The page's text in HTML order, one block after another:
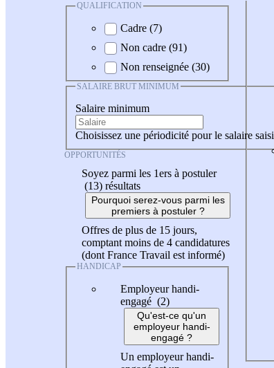
QUALIFICATION
Cadre (7)
Non cadre (91)
Non renseignée (30)
SALAIRE BRUT MINIMUM
Salaire minimum
Choisissez une périodicité pour le salaire saisi
OPPORTUNITÉS
Soyez parmi les 1ers à postuler
(13) résultats
Pourquoi serez-vous parmi les
premiers à postuler ?
Offres de plus de 15 jours,
comptant moins de 4 candidatures
(dont France Travail est informé)
HANDICAP
Employeur handi-
engagé (2)
Qu'est-ce qu'un
employeur handi-
engagé ?
Un employeur handi-